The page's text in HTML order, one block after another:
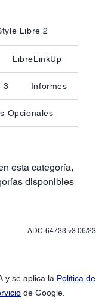
Libre 2
LibreLinkUp
3 Informes
Opcionales
esta categoría,
disponibles
ADC-64733 v3 06/23
y se aplica la Política de
de Google.